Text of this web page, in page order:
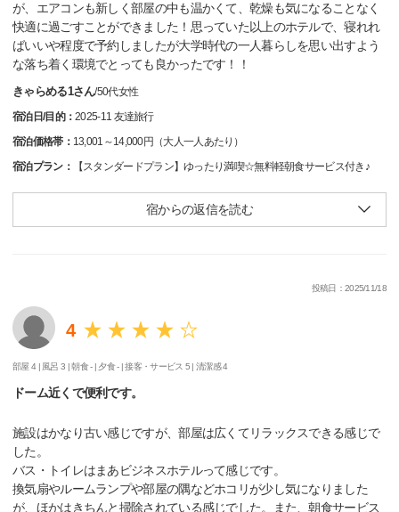
が、エアコンも新しく部屋の中も温かくて、乾燥も気になることなく
快適に過ごすことができました！思っていた以上のホテルで、寝れれ
ばいいや程度で予約しましたが大学時代の一人暮らしを思い出すよう
な落ち着く環境でとっても良かったです！！
きゃらめる1さん/50代女性
宿泊日/目的：2025-11 友達旅行
宿泊価格帯： 13,001～14,000円（大人一人あたり）
宿泊プラン：
【スタンダードプラン】ゆったり満喫☆無料軽朝食サービス付き♪
宿からの返信を読む
投稿日：2025/11/18
4
部屋 4 | 風呂 3 |朝食 - | 夕食 - |接客・サービス 5 |清潔感 4
ドーム近くで便利です。
施設はかなり古い感じですが、部屋は広くてリラックスできる感じで
した。
バス・トイレはまあビジネスホテルって感じです。
換気扇やルームランプや部屋の隅などホコリが少し気になりました
が、ほかはきちんと掃除されている感じでした。また、朝食サービス